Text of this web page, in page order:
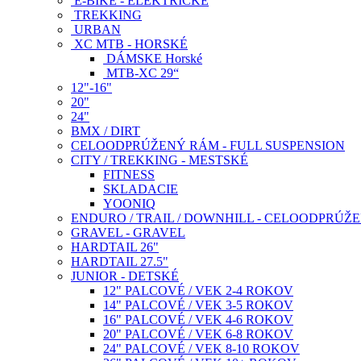
TREKKING
URBAN
XC MTB - HORSKÉ
DÁMSKE Horské
MTB-XC 29“
12"-16"
20"
24"
BMX / DIRT
CELOODPRÚŽENÝ RÁM - FULL SUSPENSION
CITY / TREKKING - MESTSKÉ
FITNESS
SKLADACIE
YOONIQ
ENDURO / TRAIL / DOWNHILL -
GRAVEL - GRAVEL
HARDTAIL 26"
HARDTAIL 27.5"
JUNIOR - DETSKÉ
12" PALCOVÉ / VEK 2-4 ROKOV
14" PALCOVÉ / VEK 3-5 ROKOV
16" PALCOVÉ / VEK 4-6 ROKOV
20" PALCOVÉ / VEK 6-8 ROKOV
24" PALCOVÉ / VEK 8-10 ROKOV